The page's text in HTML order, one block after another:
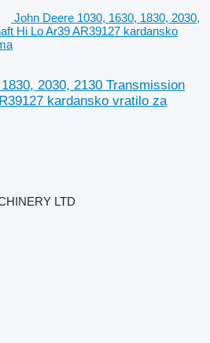
John Deere 1030, 1630, 1830, 2030,
Hi Lo Ar39 AR39127 kardansko
2030, 2130 Transmission
kardansko vratilo za
LTD